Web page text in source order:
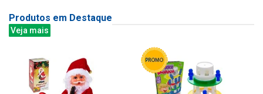
Produtos em Destaque
Veja mais